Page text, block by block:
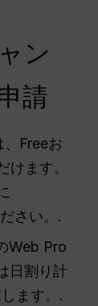
ン
請
、Freeお
けます。
さい。.
Web Pro
日割り計
ます。.